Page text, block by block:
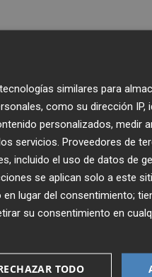
de
tu correo
similares para
como su dirección IP,
personalizados, medir
servicios. Proveedores de
incluido el uso de datos de
se aplican solo a este
lugar del consentimiento;
su consentimiento en
TODO